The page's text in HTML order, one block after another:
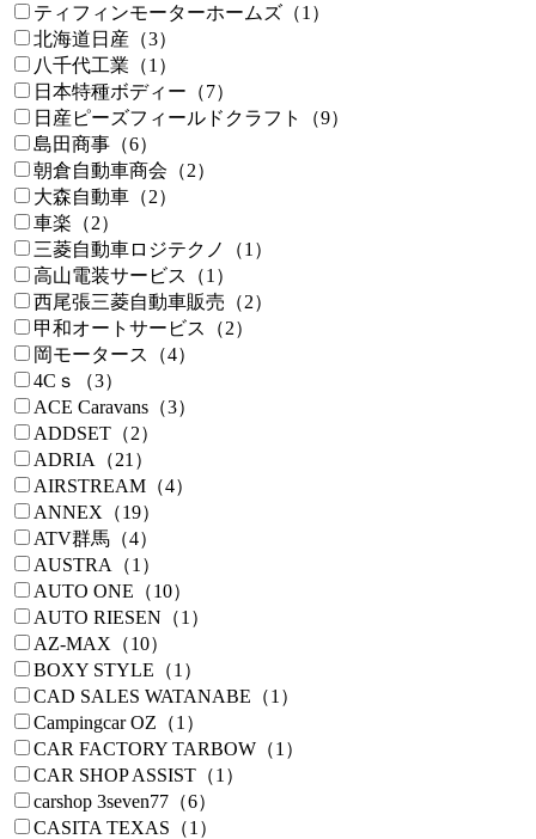
ティフィンモーターホームズ（1）
北海道日産（3）
八千代工業（1）
日本特種ボディー（7）
日産ピーズフィールドクラフト（9）
島田商事（6）
朝倉自動車商会（2）
大森自動車（2）
車楽（2）
三菱自動車ロジテクノ（1）
高山電装サービス（1）
西尾張三菱自動車販売（2）
甲和オートサービス（2）
岡モータース（4）
4Cｓ（3）
ACE Caravans（3）
ADDSET（2）
ADRIA（21）
AIRSTREAM（4）
ANNEX（19）
ATV群馬（4）
AUSTRA（1）
AUTO ONE（10）
AUTO RIESEN（1）
AZ-MAX（10）
BOXY STYLE（1）
CAD SALES WATANABE（1）
Campingcar OZ（1）
CAR FACTORY TARBOW（1）
CAR SHOP ASSIST（1）
carshop 3seven77（6）
CASITA TEXAS（1）